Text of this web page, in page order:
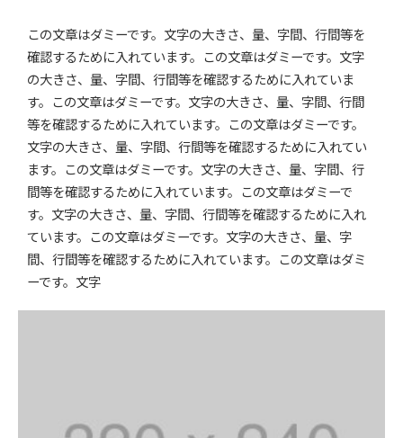
この文章はダミーです。文字の大きさ、量、字間、行間等を
確認するために入れています。この文章はダミーです。文字
の大きさ、量、字間、行間等を確認するために入れていま
す。この文章はダミーです。文字の大きさ、量、字間、行間
等を確認するために入れています。この文章はダミーです。
文字の大きさ、量、字間、行間等を確認するために入れてい
ます。この文章はダミーです。文字の大きさ、量、字間、行
間等を確認するために入れています。この文章はダミーで
す。文字の大きさ、量、字間、行間等を確認するために入れ
ています。この文章はダミーです。文字の大きさ、量、字
間、行間等を確認するために入れています。この文章はダミ
ーです。文字